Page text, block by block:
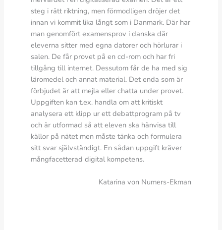
steg i rätt riktning, men förmodligen dröjer det
innan vi kommit lika långt som i Danmark. Där har
man genomfört examensprov i danska där
eleverna sitter med egna datorer och hörlurar i
salen. De får provet på en cd-rom och har fri
tillgång till internet. Dessutom får de ha med sig
läromedel och annat material. Det enda som är
förbjudet är att mejla eller chatta under provet.
Uppgiften kan t.ex. handla om att kritiskt
analysera ett klipp ur ett debattprogram på tv
och är utformad så att eleven ska hänvisa till
källor på nätet men måste tänka och formulera
sitt svar självständigt. En sådan uppgift kräver
mångfacetterad digital kompetens.
Katarina von Numers-Ekman